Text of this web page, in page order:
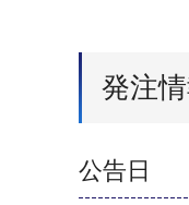
発注
公告日